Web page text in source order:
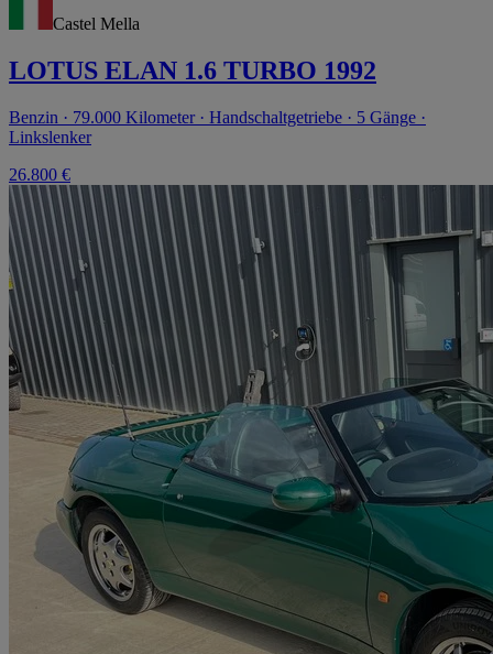
Castel Mella
LOTUS ELAN 1.6 TURBO 1992
Benzin · 79.000 Kilometer · Handschaltgetriebe · 5 Gänge ·
Linkslenker
26.800 €